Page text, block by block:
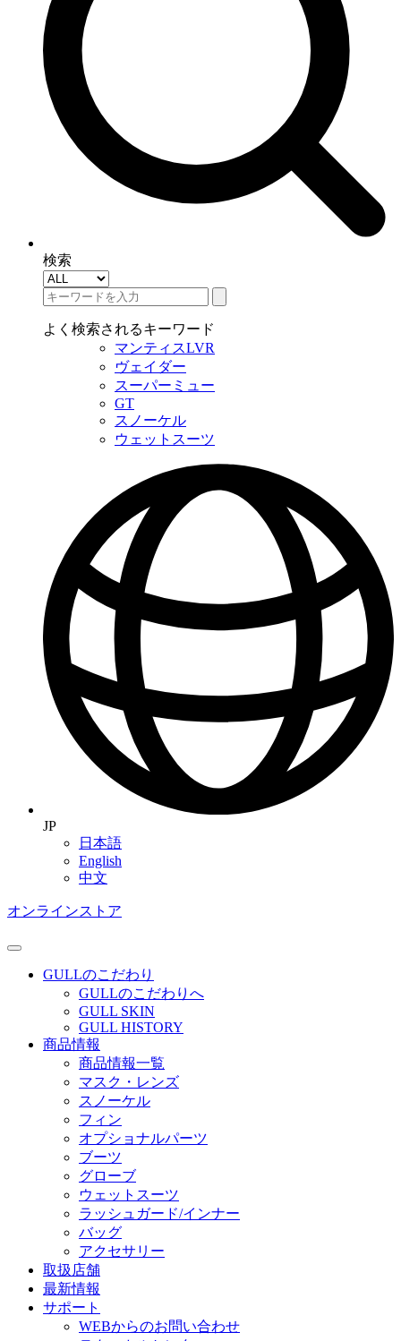
検索
よく検索されるキーワード
マンティスLVR
ヴェイダー
スーパーミュー
GT
スノーケル
ウェットスーツ
JP
日本語
English
中文
オンラインストア
GULLのこだわり
GULLのこだわりへ
GULL SKIN
GULL HISTORY
商品情報
商品情報一覧
マスク・レンズ
スノーケル
フィン
オプショナルパーツ
ブーツ
グローブ
ウェットスーツ
ラッシュガード/インナー
バッグ
アクセサリー
取扱店舗
最新情報
サポート
WEBからのお問い合わせ